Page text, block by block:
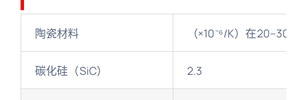
陶瓷材料 （×10⁻⁶/K）在
碳化硅（SiC） 2.3